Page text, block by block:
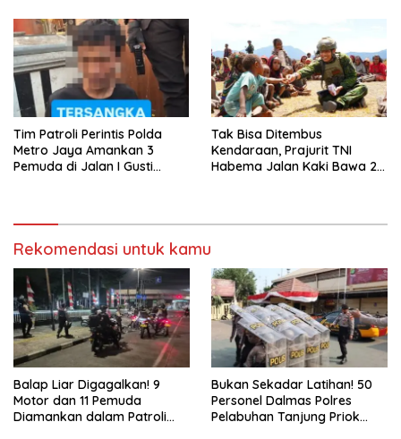
Tim Patroli Perintis Polda
Metro Jaya Amankan 3
Pemuda di Jalan I Gusti
Tak Bisa Ditembus
Kendaraan, Prajurit TNI
Habema Jalan Kaki Bawa 2
Rekomendasi untuk kamu
Balap Liar Digagalkan! 9
Motor dan 11 Pemuda
Diamankan dalam Patroli
Bukan Sekadar Latihan! 50
Personel Dalmas Polres
Pelabuhan Tanjung Priok